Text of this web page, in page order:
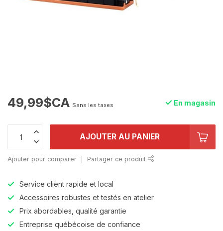
49,99$CA Sans les taxes En magasin
AJOUTER AU PANIER
Ajouter pour comparer Partager ce produit
Service client rapide et local
Accessoires robustes et testés en atelier
Prix abordables, qualité garantie
Entreprise québécoise de confiance